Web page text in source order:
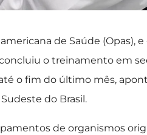
de Saúde (Opas),
concluiu o treinamento em
o fim do último mês,
do Brasil.
de organismos